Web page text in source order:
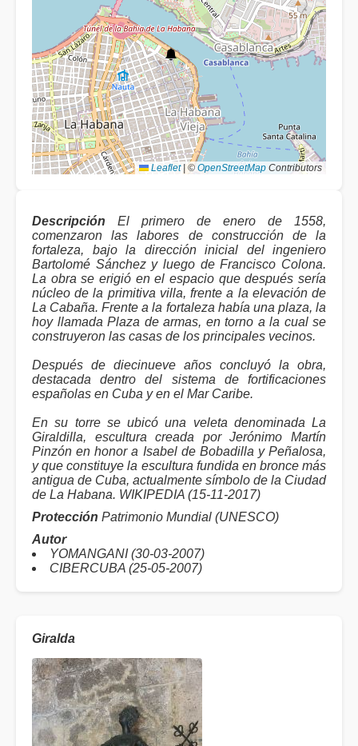
Leaflet ©OpenStreetMap Contributors
Descripción El primero de enero de 1558,
comenzaron las labores de construcción de la
fortaleza, bajo la dirección inicial del ingeniero
Bartolomé Sánchez y luego de Francisco Colona.
La obra se erigió en el espacio que después sería
núcleo de la primitiva villa, frente a la elevación de
La Cabaña. Frente a la fortaleza había una plaza, la
hoy llamada Plaza de armas, en torno a la cual se
construyeron las casas de los principales vecinos.
Después de diecinueve años concluyó la obra,
destacada dentro del sistema de fortificaciones
españolas en Cuba y en el Mar Caribe.
En su torre se ubicó una veleta denominada La
Giraldilla, escultura creada por Jerónimo Martín
Pinzón en honor a Isabel de Bobadilla y Peñalosa,
y que constituye la escultura fundida en bronce más
antigua de Cuba, actualmente símbolo de la Ciudad
de La Habana. WIKIPEDIA (15-11-2017)
Protección Patrimonio Mundial (UNESCO)
Autor
YOMANGANI (30-03-2007)
CIBERCUBA (25-05-2007)
Giralda